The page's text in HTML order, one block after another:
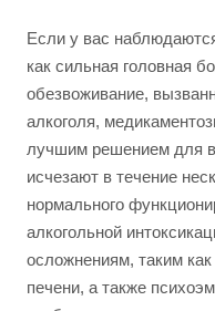
Если у вас
как сильная головная
обезвоживание,
алкоголя,
лучшим решением для
исчезают в течение
нормального
алкогольной
осложнениям, таким
печени, а также